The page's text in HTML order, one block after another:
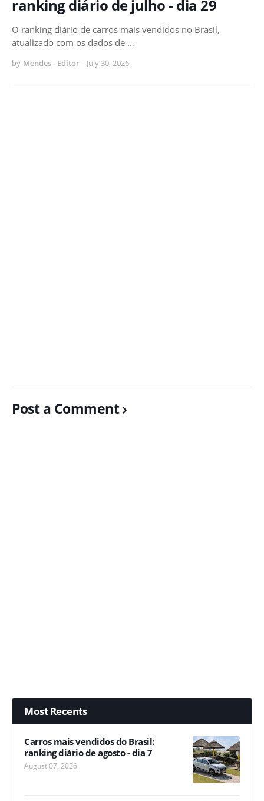
ranking diário de julho - dia 29
O ranking diário de carros mais vendidos no Brasil,
atualizado com os dados de …
by Mendes - Editor - July 30, 2026
Post a Comment
Most Recents
Carros mais vendidos do Brasil:
ranking diário de agosto - dia 7
August 07, 2026